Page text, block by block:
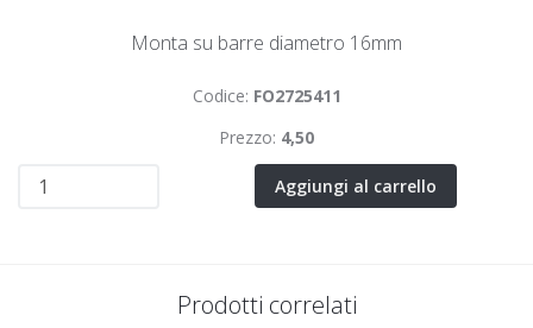
Monta su barre diametro 16mm
Codice: FO2725411
Prezzo: 4,50
Aggiungi al carrello
Prodotti correlati